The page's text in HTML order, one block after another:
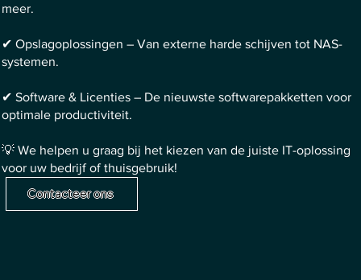
meer.
✔ Opslagoplossingen – Van externe harde schijven tot NAS-
systemen.
✔ Software & Licenties – De nieuwste softwarepakketten voor
optimale productiviteit.
💡 We helpen u graag bij het kiezen van de juiste IT-oplossing
voor uw bedrijf of thuisgebruik!
Contacteer ons